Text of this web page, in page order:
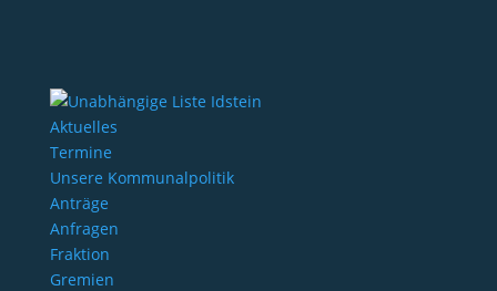
Aktuelles
Termine
Unsere Kommunalpolitik
Anträge
Anfragen
Fraktion
Gremien